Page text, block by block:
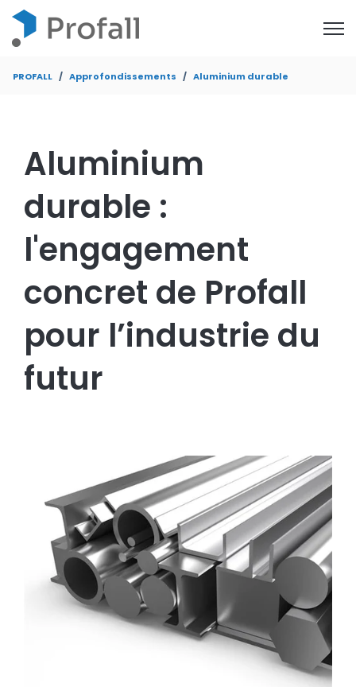
PROFALL Approfondissements Aluminium durable
Aluminium
durable :
l'engagement
concret de Profall
pour l’industrie du
futur